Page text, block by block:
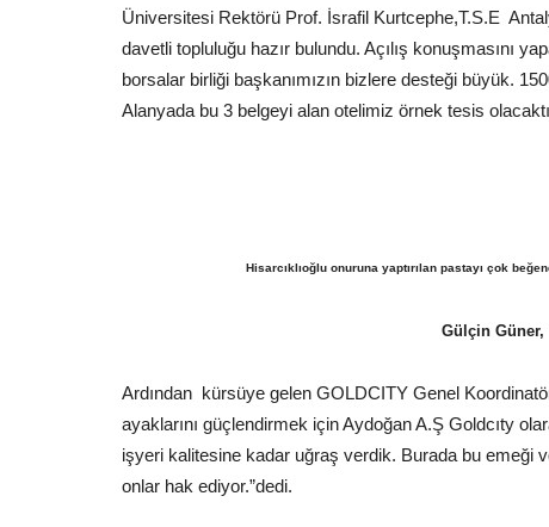
Üniversitesi Rektörü Prof. İsrafil Kurtcephe,T.S.E
davetli topluluğu hazır bulundu. Açılış konuşmasını
borsalar birliği başkanımızın bizlere desteği büyük.
Alanyada bu 3 belgeyi alan otelimiz örnek tesis
Hisarcıklıoğlu onuruna yaptırılan pastayı çok
Gülçin
Ardından kürsüye gelen GOLDCITY Genel
ayaklarını güçlendirmek için Aydoğan A.Ş Goldcıty
işyeri kalitesine kadar uğraş verdik. Burada bu emeği
onlar hak ediyor.”dedi.